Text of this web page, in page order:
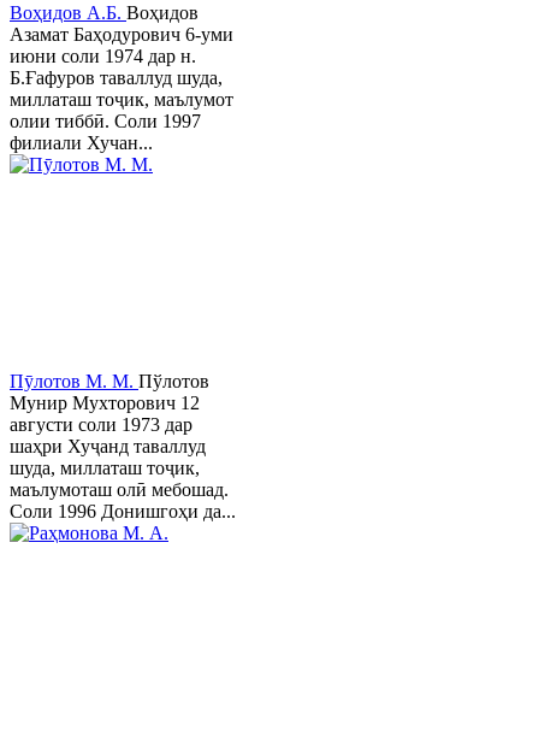
Воҳидов А.Б. Воҳидов
Азамат Баҳодурович 6-уми
июни соли 1974 дар н.
Б.Ғафуров таваллуд шуда,
миллаташ тоҷик, маълумот
олии тиббӣ. Соли 1997
филиали Хучан...
Пӯлотов М. М. Пўлотов
Мунир Мухторович 12
августи соли 1973 дар
шаҳри Хуҷанд таваллуд
шуда, миллаташ тоҷик,
маълумоташ олӣ мебошад.
Соли 1996 Донишгоҳи да...